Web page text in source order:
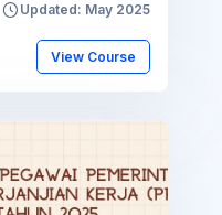
Updated: May 2025
View Course